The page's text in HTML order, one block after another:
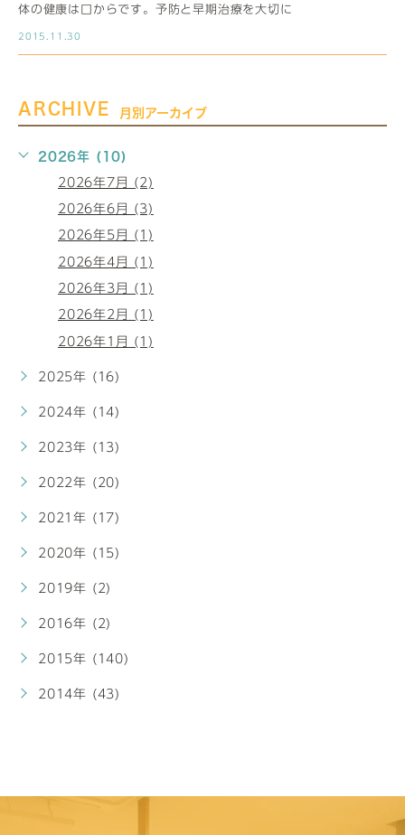
体の健康は口からです。予防と早期治療を大切に
2015.11.30
ARCHIVE 月別アーカイブ
2026年 (10)
2026年7月 (2)
2026年6月 (3)
2026年5月 (1)
2026年4月 (1)
2026年3月 (1)
2026年2月 (1)
2026年1月 (1)
2025年 (16)
2024年 (14)
2023年 (13)
2022年 (20)
2021年 (17)
2020年 (15)
2019年 (2)
2016年 (2)
2015年 (140)
2014年 (43)